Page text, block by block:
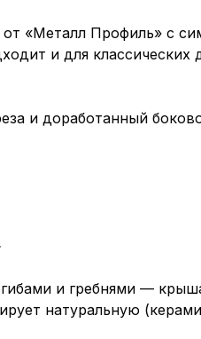
«Металл Профиль» с
и для
и доработанный
и гребнями —
натуральную